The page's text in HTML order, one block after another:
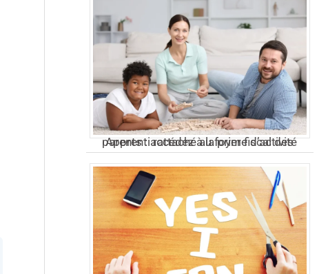
Apprenti rattaché au foyer fiscal des parents : accédez à la prime d’activité